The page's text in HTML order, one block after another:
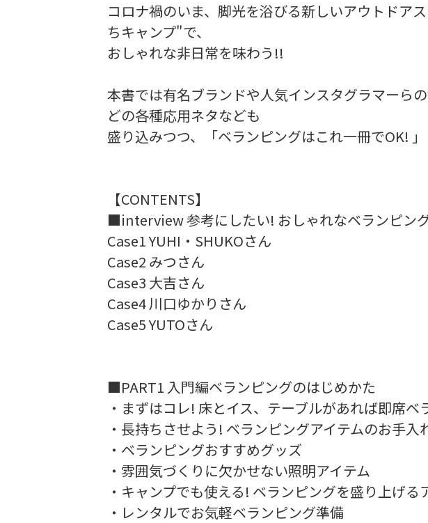
コロナ禍のいま、脚光を浴びる新しいアウトドア
ちキャンプ"で、
おしゃれな非日常を味わう!!
本書では有名ブランドや人気インスタグラマーら
どの各種応用ネタなども
盛り込みつつ、「ベランピングはこれ一冊でOK!
【CONTENTS】
■interview 参考にしたい! おしゃれなベランピン
Case1 YUHI・SHUKOさん
Case2 みつさん
Case3 大吉さん
Case4 川口ゆかりさん
Case5 YUTOさん
■PART1 入門編ベランピングのはじめかた
・まずはコレ! 床とイス、テーブルがあれば即席ベ
・長持ちさせよう! ベランピングアイテムのお手入
・ベランピングおすすめグッズ
・雰囲気づくりに欠かせない照明アイテム
・キャンプでも使える! ベランピングを盛り上げ
・レンタルでお気軽ベランピング準備